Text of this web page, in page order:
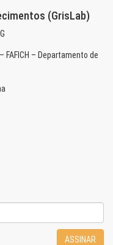
(GrisLab)
FAFICH – Departamento de
ASSINAR